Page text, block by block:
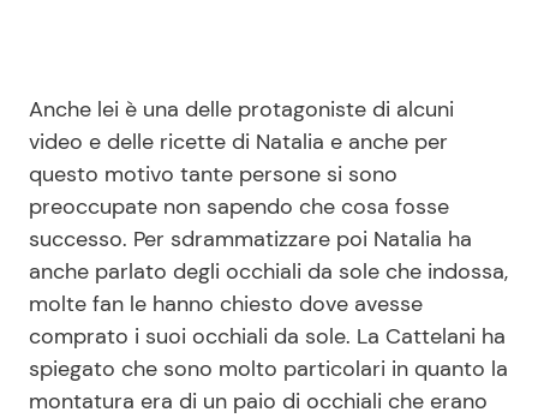
Anche lei è una delle protagoniste di alcuni
video e delle ricette di Natalia e anche per
questo motivo tante persone si sono
preoccupate non sapendo che cosa fosse
successo. Per sdrammatizzare poi Natalia ha
anche parlato degli occhiali da sole che indossa,
molte fan le hanno chiesto dove avesse
comprato i suoi occhiali da sole. La Cattelani ha
spiegato che sono molto particolari in quanto la
montatura era di un paio di occhiali che erano